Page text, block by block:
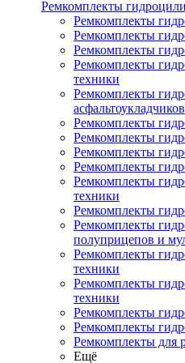
Ремкомплекты
Ремкомплекты
Ремкомплекты
Ремкомплекты
Ремкомплекты
техники
Ремкомплекты
асфальтоукладчиков
Ремкомплекты
Ремкомплекты
Ремкомплекты
Ремкомплекты
Ремкомплекты
техники
Ремкомплекты
Ремкомплекты
полуприцепов и
Ремкомплекты
техники
Ремкомплекты
техники
Ремкомплекты
Ремкомплекты
Ремкомплекты для
Ещё